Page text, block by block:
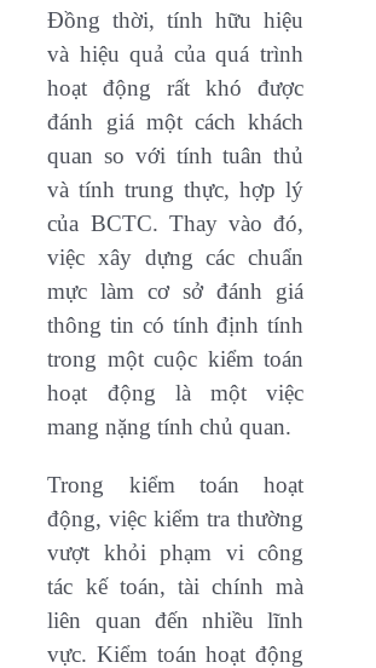
Đồng thời, tính hữu hiệu
và hiệu quả của quá trình
hoạt động rất khó được
đánh giá một cách khách
quan so với tính tuân thủ
và tính trung thực, hợp lý
của BCTC. Thay vào đó,
việc xây dựng các chuẩn
mực làm cơ sở đánh giá
thông tin có tính định tính
trong một cuộc kiểm toán
hoạt động là một việc
mang nặng tính chủ quan.
Trong kiểm toán hoạt
động, việc kiểm tra thường
vượt khỏi phạm vi công
tác kế toán, tài chính mà
liên quan đến nhiều lĩnh
vực. Kiểm toán hoạt động